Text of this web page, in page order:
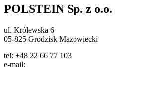
POLSTEIN Sp. z o.o.
ul. Królewska 6
05-825 Grodzisk Mazowiecki
tel: +48 22 66 77 103
e-mail: